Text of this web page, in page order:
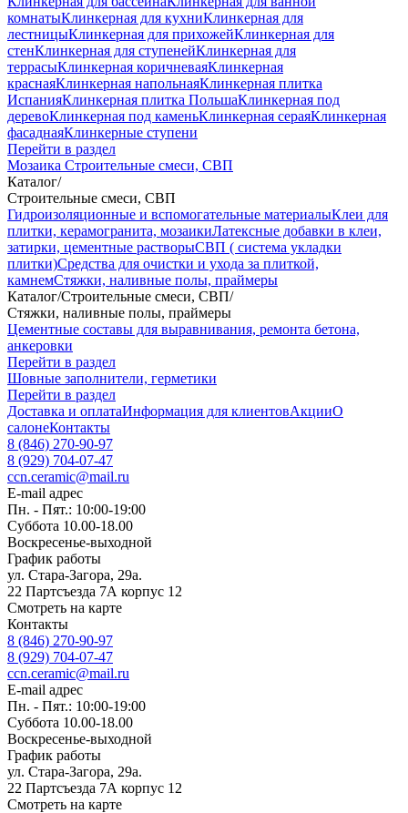
комнатыКлинкерная для кухниКлинкерная для
лестницыКлинкерная для прихожейКлинкерная для
стенКлинкерная для ступенейКлинкерная для
террасыКлинкерная коричневаяКлинкерная
краснаяКлинкерная напольнаяКлинкерная плитка
ИспанияКлинкерная плитка ПольшаКлинкерная под
деревоКлинкерная под каменьКлинкерная сераяКлинкерная
фасаднаяКлинкерные ступени
Перейти в раздел
Мозаика Строительные смеси, СВП
Каталог/
Строительные смеси, СВП
Гидроизоляционные и вспомогательные материалыКлеи для
плитки, керамогранита, мозаикиЛатексные добавки в клеи,
затирки, цементные растворыСВП ( система укладки
плитки)Средства для очистки и ухода за плиткой,
камнемСтяжки, наливные полы, праймеры
Каталог/Строительные смеси, СВП/
Стяжки, наливные полы, праймеры
Цементные составы для выравнивания, ремонта бетона,
анкеровки
Перейти в раздел
Шовные заполнители, герметики
Перейти в раздел
Доставка и оплатаИнформация для клиентовАкцииО
салонеКонтакты
8 (846) 270-90-97
8 (929) 704-07-47
ccn.ceramic@mail.ru
E-mail адрес
Пн. - Пят.: 10:00-19:00
Суббота 10.00-18.00
Воскресенье-выходной
График работы
ул. Стара-Загора, 29а.
22 Партсъезда 7А корпус 12
Смотреть на карте
Контакты
8 (846) 270-90-97
8 (929) 704-07-47
ccn.ceramic@mail.ru
E-mail адрес
Пн. - Пят.: 10:00-19:00
Суббота 10.00-18.00
Воскресенье-выходной
График работы
ул. Стара-Загора, 29а.
22 Партсъезда 7А корпус 12
Смотреть на карте